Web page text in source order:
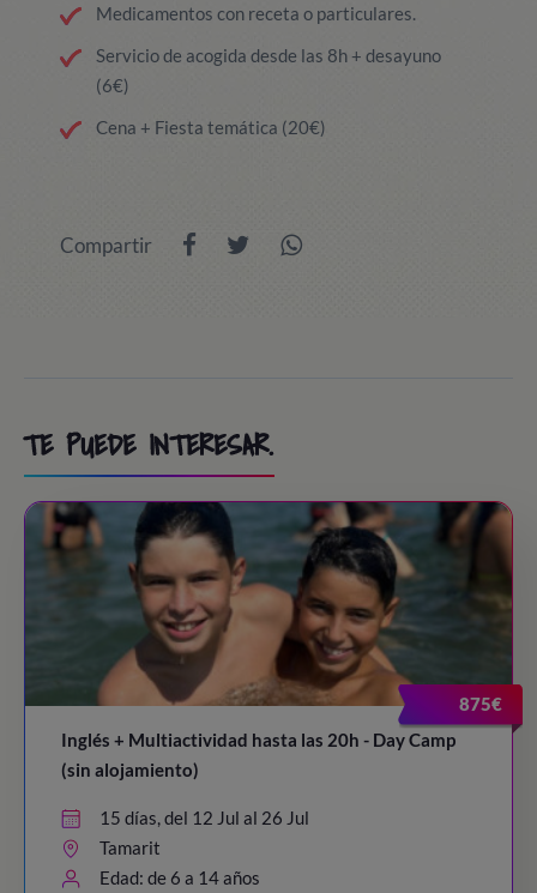
Medicamentos con receta o particulares.
Servicio de acogida desde las 8h + desayuno
(6€)
Cena + Fiesta temática (20€)
Compartir
TE PUEDE INTERESAR.
875€
Inglés + Multiactividad hasta las 20h - Day Camp
(sin alojamiento)
15 días, del 12 Jul al 26 Jul
Tamarit
Edad: de 6 a 14 años